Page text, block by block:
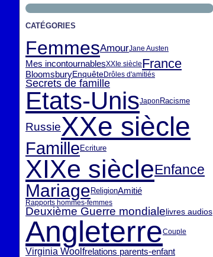
CATÉGORIES
FemmesAmourJane Austen
Mes incontournablesXXIe siècleFrance
BloomsburyEnquêteDrôles d'amitiés
Secrets de famille
Etats-UnisJaponRacisme
RussieXXe siècle
Famille Ecriture
XIXe siècleEnfance
Mariage ReligionAmitié
Rapports hommes-femmes
Deuxième Guerre mondialelivres audios
AngleterreCouple
Virginia Woolfrelations parents-enfant